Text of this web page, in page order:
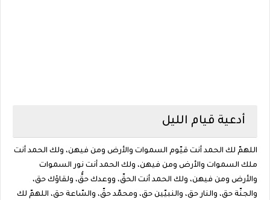
أدعية قيام الليل
اللهمّ لك الحمد أنت قيّوم السموات والأرض ومن فيهن، ولك الحمد أنت
ملك السموات والأرض ومن فيهن، ولك الحمد أنت نور السموات
والأرض ومن فيهن، ولك الحمد أنت الحقّ، ووعدك حقُّ، ولقاؤك حق،
والجنّة حق، والنار حق، والنبيّين حق، ومحمّد حقّ، والسّاعة حق، اللهمّ لك